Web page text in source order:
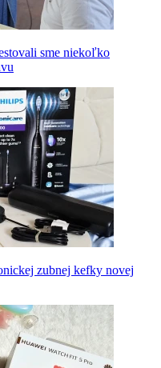
sme niekoľko
zubnej kefky novej